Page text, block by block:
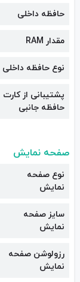
حافظه داخلی
مقدار RAM
نوع حافظه داخلی
پشتیبانی از کارت
حافظه جانبی
صفحه نمایش
نوع صفحه
نمایش
سایز صفحه
نمایش
رزولوشن صفحه
نمایش